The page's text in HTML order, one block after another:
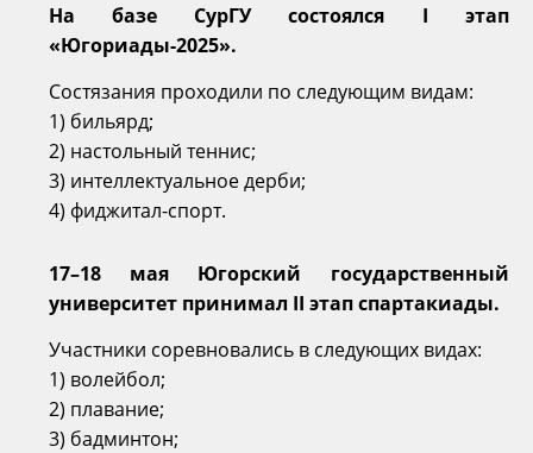
На базе СурГУ состоялся I этап
«Югориады-2025».
Состязания проходили по следующим видам:
1) бильярд;
2) настольный теннис;
3) интеллектуальное дерби;
4) фиджитал-спорт.
17–18 мая Югорский государственный
университет принимал II этап спартакиады.
Участники соревновались в следующих видах:
1) волейбол;
2) плавание;
3) бадминтон;